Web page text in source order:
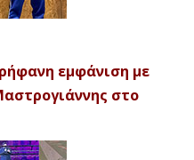
εμφάνιση με
στο